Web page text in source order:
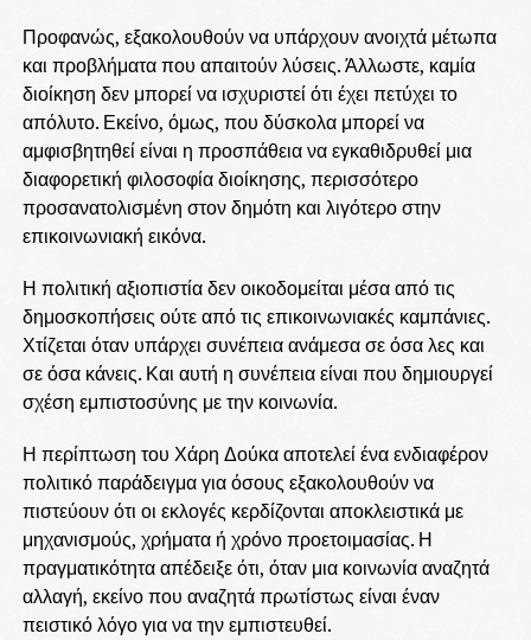
Προφανώς, εξακολουθούν να υπάρχουν ανοιχτά μέτωπα
και προβλήματα που απαιτούν λύσεις. Άλλωστε, καμία
διοίκηση δεν μπορεί να ισχυριστεί ότι έχει πετύχει το
απόλυτο. Εκείνο, όμως, που δύσκολα μπορεί να
αμφισβητηθεί είναι η προσπάθεια να εγκαθιδρυθεί μια
διαφορετική φιλοσοφία διοίκησης, περισσότερο
προσανατολισμένη στον δημότη και λιγότερο στην
επικοινωνιακή εικόνα.
Η πολιτική αξιοπιστία δεν οικοδομείται μέσα από τις
δημοσκοπήσεις ούτε από τις επικοινωνιακές καμπάνιες.
Χτίζεται όταν υπάρχει συνέπεια ανάμεσα σε όσα λες και
σε όσα κάνεις. Και αυτή η συνέπεια είναι που δημιουργεί
σχέση εμπιστοσύνης με την κοινωνία.
Η περίπτωση του Χάρη Δούκα αποτελεί ένα ενδιαφέρον
πολιτικό παράδειγμα για όσους εξακολουθούν να
πιστεύουν ότι οι εκλογές κερδίζονται αποκλειστικά με
μηχανισμούς, χρήματα ή χρόνο προετοιμασίας. Η
πραγματικότητα απέδειξε ότι, όταν μια κοινωνία αναζητά
αλλαγή, εκείνο που αναζητά πρωτίστως είναι έναν
πειστικό λόγο για να την εμπιστευθεί.